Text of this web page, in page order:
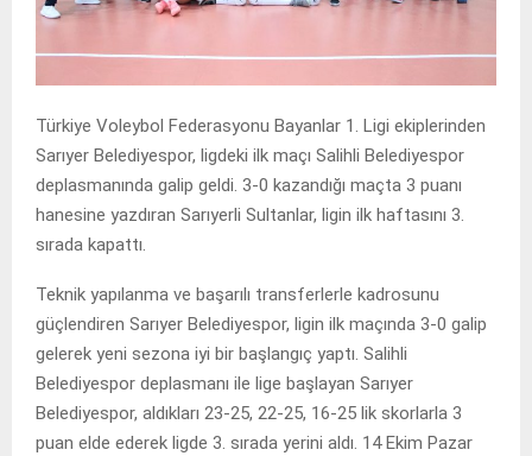
Türkiye Voleybol Federasyonu Bayanlar 1. Ligi ekiplerinden
Sarıyer Belediyespor, ligdeki ilk maçı Salihli Belediyespor
deplasmanında galip geldi. 3-0 kazandığı maçta 3 puanı
hanesine yazdıran Sarıyerli Sultanlar, ligin ilk haftasını 3.
sırada kapattı.
Teknik yapılanma ve başarılı transferlerle kadrosunu
güçlendiren Sarıyer Belediyespor, ligin ilk maçında 3-0 galip
gelerek yeni sezona iyi bir başlangıç yaptı. Salihli
Belediyespor deplasmanı ile lige başlayan Sarıyer
Belediyespor, aldıkları 23-25, 22-25, 16-25 lik skorlarla 3
puan elde ederek ligde 3. sırada yerini aldı. 14 Ekim Pazar